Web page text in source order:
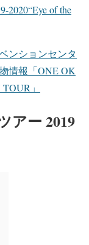
2020“Eye of the
ンションセンタ
情報「ONE OK
」
アー 2019